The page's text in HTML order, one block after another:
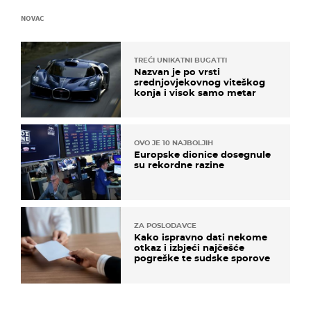
NOVAC
TREĆI UNIKATNI BUGATTI
Nazvan je po vrsti
srednjovjekovnog viteškog
konja i visok samo metar
OVO JE 10 NAJBOLJIH
Europske dionice dosegnule
su rekordne razine
ZA POSLODAVCE
Kako ispravno dati nekome
otkaz i izbjeći najčešće
pogreške te sudske sporove